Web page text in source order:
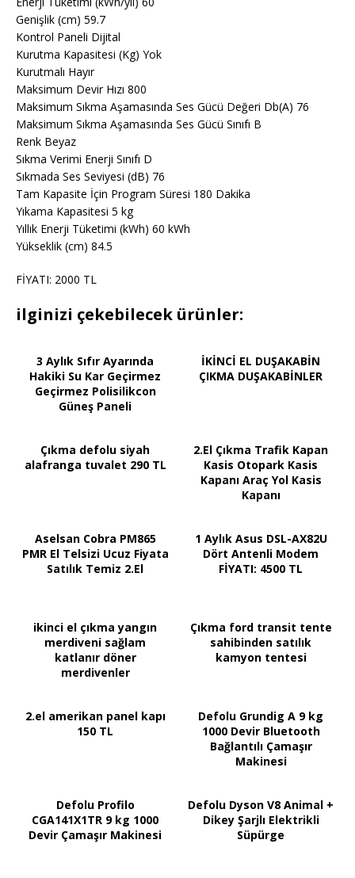
Genişlik (cm) 59.7
Kontrol Paneli Dijital
Kurutma Kapasitesi (Kg) Yok
Kurutmalı Hayır
Maksimum Devir Hızı 800
Maksimum Sıkma Aşamasında Ses Gücü Değeri Db(A) 76
Maksimum Sıkma Aşamasında Ses Gücü Sınıfı B
Renk Beyaz
Sıkma Verimi Enerji Sınıfı D
Sıkmada Ses Seviyesi (dB) 76
Tam Kapasite İçin Program Süresi 180 Dakika
Yıkama Kapasitesi 5 kg
Yıllık Enerji Tüketimi (kWh) 60 kWh
Yükseklik (cm) 84.5
FİYATI: 2000 TL
ilginizi çekebilecek ürünler:
3 Aylık Sıfır Ayarında
Hakiki Su Kar Geçirmez
Geçirmez Polisilikcon
Güneş Paneli
İKİNCİ EL DUŞAKABİN
ÇIKMA DUŞAKABİNLER
Çıkma defolu siyah
alafranga tuvalet 290 TL
2.El Çıkma Trafik Kapan
Kasis Otopark Kasis
Kapanı Araç Yol Kasis
Kapanı
Aselsan Cobra PM865
PMR El Telsizi Ucuz Fiyata
Satılık Temiz 2.El
1 Aylık Asus DSL-AX82U
Dört Antenli Modem
FİYATI: 4500 TL
ikinci el çıkma yangın
merdiveni sağlam
katlanır döner
merdivenler
Çıkma ford transit tente
sahibinden satılık
kamyon tentesi
2.el amerikan panel kapı
150 TL
Defolu Grundig A 9 kg
1000 Devir Bluetooth
Bağlantılı Çamaşır
Makinesi
Defolu Profilo
CGA141X1TR 9 kg 1000
Devir Çamaşır Makinesi
Defolu Dyson V8 Animal +
Dikey Şarjlı Elektrikli
Süpürge